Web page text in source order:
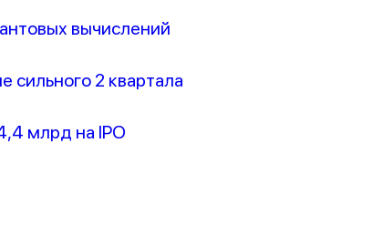
вычислений
сильного 2 квартала
млрд на IPO